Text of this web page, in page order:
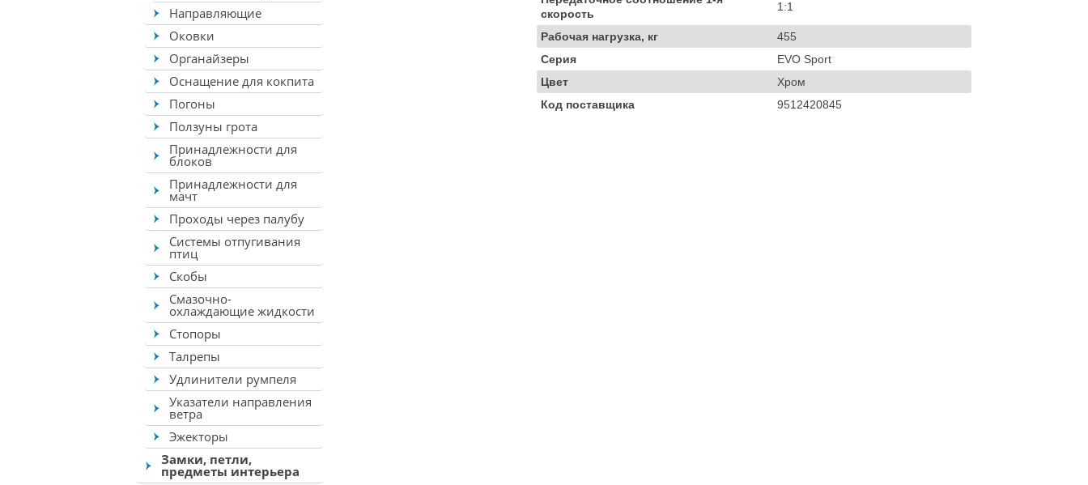
Направляющие
Оковки
Органайзеры
Оснащение для кокпита
Погоны
Ползуны грота
Принадлежности для
блоков
Принадлежности для
мачт
Проходы через палубу
Системы отпугивания
птиц
Скобы
Смазочно-
охлаждающие жидкости
Стопоры
Талрепы
Удлинители румпеля
Указатели направления
ветра
Эжекторы
Замки, петли,
предметы интерьера
скорость
1:1
Рабочая нагрузка, кг
455
Серия
EVO Sport
Цвет
Хром
Код поставщика
9512420845